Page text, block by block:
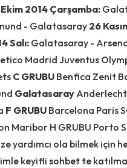
2014 Çarşamba:
- Galatasaray26
Salı: Galatasaray -
Madrid Juventus
C GRUBU Benfica Zenit
Galatasaray Anderlecht
F GRUBU Barcelona Paris
Maribor H GRUBU Porto
yardımcı ola bilmek için
keyifli sohbet te